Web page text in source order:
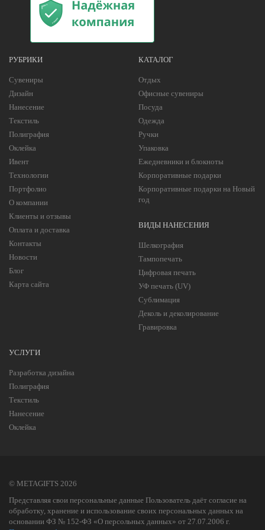
РУБРИКИ
Сувениры
Дизайн
Нанесение
Текстиль
Полиграфия
Оклейка
Ивент
Технологии
Портфолио
О компании
Клиенты и отзывы
Оплата и доставка
Контакты
Новости
Блог
Карта сайта
КАТАЛОГ
Отдых
Офисные сувениры
Посуда
Одежда
Ручки
Упаковка
Ежедневники и блокноты
Корпоративные подарки
Корпоративные подарки на Новый
год
ВИДЫ НАНЕСЕНИЯ
Шелкография
Тампопечать
Цифровая печать
УФ печать (UV)
Сублимация
Деколь и деколирование
Гравировка
УСЛУГИ
Разработка дизайна
Полиграфия
Текстиль
Нанесение
Оклейка
© METAGIFTS 2026
Представляя свои персональные данные Пользователь даёт согласие на
обработку, хранение и использование своих персональных данных на
основании ФЗ № 152-ФЗ «О персольных данных» от 27.07.2006 г.